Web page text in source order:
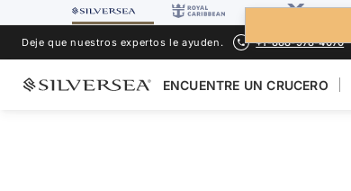
Deje que nuestros expertos le ayuden.
+1-888-978-4070
ENCUENTRE UN CRUCERO